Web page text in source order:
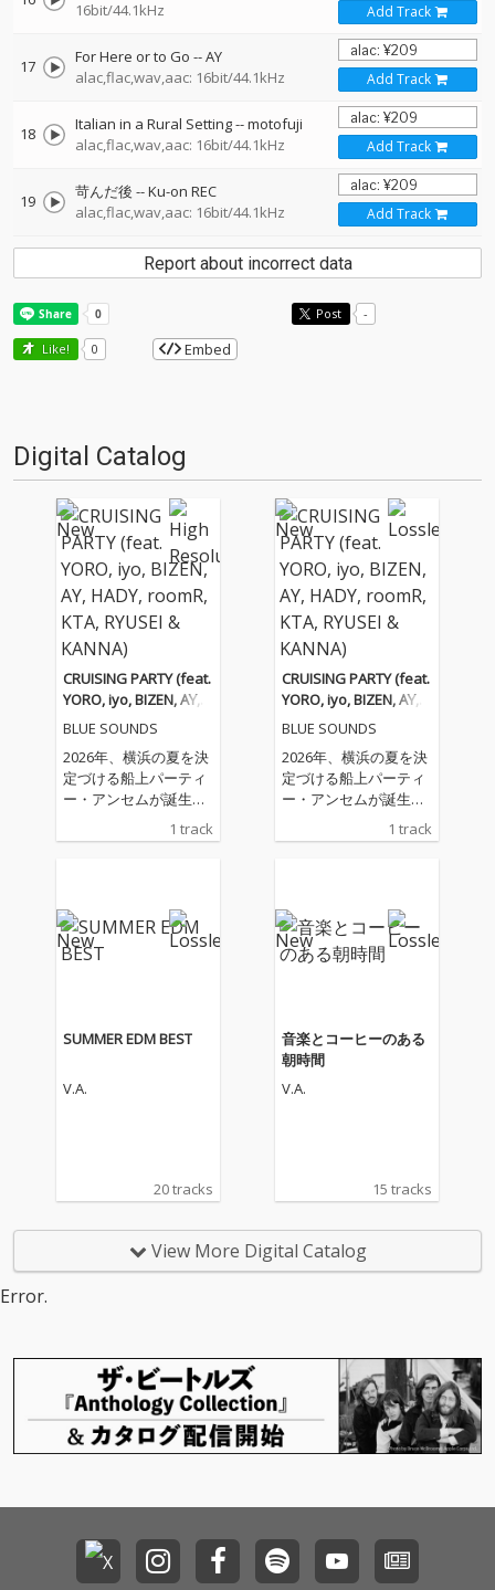
16bit/44.1kHz Add Track
17 For Here or to Go --AY
alac,flac,wav,aac: 16bit/44.1kHz
Add Track
18 Italian in a Rural Setting--motofuji
alac,flac,wav,aac: 16bit/44.1kHz
Add Track
19 苛んだ後 --Ku-on REC
alac,flac,wav,aac: 16bit/44.1kHz
Add Track
Report about incorrect data
Post -
Like! 0 Embed
Digital Catalog
CRUISING PARTY (feat.
YORO, iyo, BIZEN, AY, H
ADY, roomR, KTA, RYU
BLUE SOUNDS
2026年、横浜の夏を決
定づける船上パーティ
ー・アンセムが誕生。
「BLUE SOUNDS Cruisi
は、潮風とサンセット
が交差する横浜の海で
の熱狂をそのまま音に
レクターを務め、冒頭
のシャウトで仲間を一
ら、リスナーを真夏の
けば誰もが口ずさめる
放感をもたらしてい
当。彼自らがトラック
制作（B.T.）からミッ
クス・マスタリングま
でを手掛け、サウンド
を0から構築。そこに Y
ギッシュな躍動感、HA
声、BIZEN の洗練され
たスタイル、roomR の
1 track
CRUISING PARTY (feat.
YORO, iyo, BIZEN, AY, H
ADY, roomR, KTA, RYU
BLUE SOUNDS
2026年、横浜の夏を決
定づける船上パーティ
ー・アンセムが誕生。
「BLUE SOUNDS Cruisi
は、潮風とサンセット
が交差する横浜の海で
の熱狂をそのまま音に
レクターを務め、冒頭
のシャウトで仲間を一
人ひとり紹介しなが
ら、リスナーを真夏の
けば誰もが口ずさめる
放感をもたらしてい
当。彼自らがトラック
制作（B.T.）からミッ
クス・マスタリングま
でを手掛け、サウンド
を0から構築。そこに Y
ギッシュな躍動感、HA
声、BIZEN の洗練され
たスタイル、roomR の
1 track
SUMMER EDM BEST
V.A.
20 tracks
音楽とコーヒーのある
朝時間
V.A.
15 tracks
View More Digital Catalog
Error.